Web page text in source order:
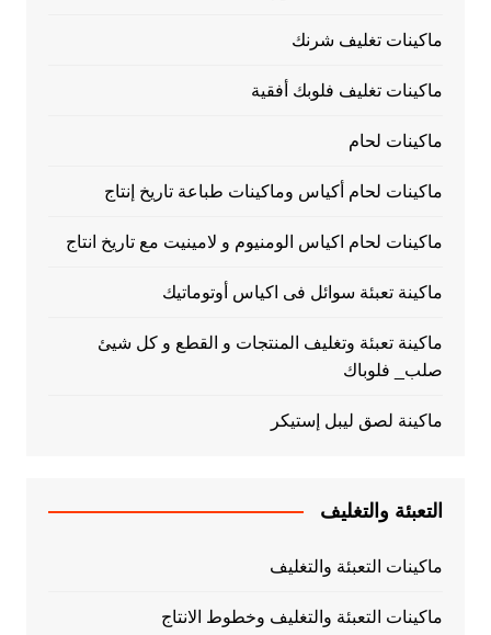
ماكينات تغليف شرنك
ماكينات تغليف فلوبك أفقية
ماكينات لحام
ماكينات لحام أكياس وماكينات طباعة تاريخ إنتاج
ماكينات لحام اكياس الومنيوم و لامينيت مع تاريخ انتاج
ماكينة تعبئة سوائل فى اكياس أوتوماتيك
ماكينة تعبئة وتغليف المنتجات و القطع و كل شيئ
صلب_ فلوباك
ماكينة لصق ليبل إستيكر
التعبئة والتغليف
ماكينات التعبئة والتغليف
ماكينات التعبئة والتغليف وخطوط الانتاج